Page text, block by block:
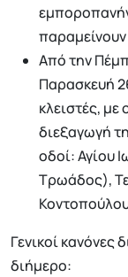
Από την
Παρασκευή
κλειστές,
διεξαγωγή
οδοί: Αγίου
Τρωάδος),
Γενικοί κανόνες
διήμερο: